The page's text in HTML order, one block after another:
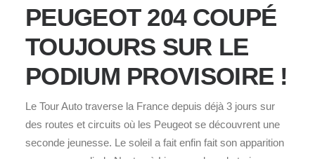
PEUGEOT 204 COUPÉ
TOUJOURS SUR LE
PODIUM PROVISOIRE !
Le Tour Auto traverse la France depuis déjà 3 jours sur
des routes et circuits où les Peugeot se découvrent une
seconde jeunesse. Le soleil a fait enfin fait son apparition